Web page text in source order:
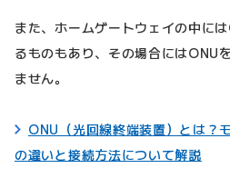
また、ホームゲートウェイの中に
るものもあり、その場合にはONU
ません。
ONU（光回線終端装置）とは？
の違いと接続方法について解説